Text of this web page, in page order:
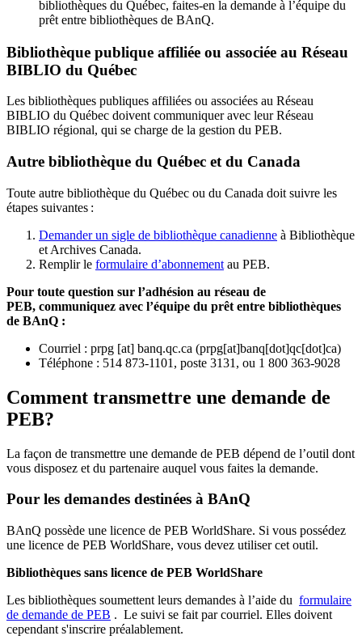
bibliothèques du Québec, faites-en la demande à l’équipe du
prêt entre bibliothèques de BAnQ.
Bibliothèque publique affiliée ou associée au Réseau
BIBLIO du Québec
Les bibliothèques publiques affiliées ou associées au Réseau
BIBLIO du Québec doivent communiquer avec leur Réseau
BIBLIO régional, qui se charge de la gestion du PEB.
Autre bibliothèque du Québec et du Canada
Toute autre bibliothèque du Québec ou du Canada doit suivre les
étapes suivantes :
Demander un sigle de bibliothèque canadienne à Bibliothèque
et Archives Canada.
Remplir le formulaire d’abonnement au PEB.
Pour toute question sur l’adhésion au réseau de
PEB, communiquez avec l’équipe du prêt entre bibliothèques
de BAnQ :
Courriel : prpg [at] banq.qc.ca (prpg[at]banq[dot]qc[dot]ca)
Téléphone : 514 873-1101, poste 3131, ou 1 800 363-9028
Comment transmettre une demande de
PEB?
La façon de transmettre une demande de PEB dépend de l’outil dont
vous disposez et du partenaire auquel vous faites la demande.
Pour les demandes destinées à BAnQ
BAnQ possède une licence de PEB WorldShare. Si vous possédez
une licence de PEB WorldShare, vous devez utiliser cet outil.
Bibliothèques sans licence de PEB WorldShare
Les bibliothèques soumettent leurs demandes à l’aide du formulaire
de demande de PEB . Le suivi se fait par courriel. Elles doivent
cependant s'inscrire préalablement.